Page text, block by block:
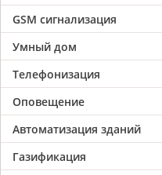
GSM сигнализация
Умный дом
Телефонизация
Оповещение
Автоматизация зданий
Газификация